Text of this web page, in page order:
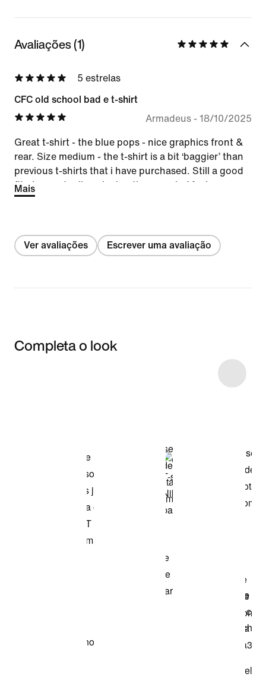
Avaliações (1)
5 estrelas
CFC old school bad e t-shirt
Armadeus- 18/10/2025
Great t-shirt - the blue pops - nice graphics front &
rear. Size medium - the t-shirt is a bit ‘baggier’ than
previous t-shirts that i have purchased. Still a good
fit - I am actually enjoying the ‘roomier’ feel.
Mais
Ver avaliações Escrever uma avaliação
Completa o look